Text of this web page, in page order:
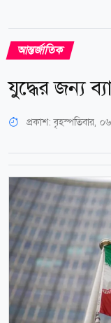
আন্তর্জাতিক
যুদ্ধের জন্য
প্রকাশ:বৃহস্পতিবার,